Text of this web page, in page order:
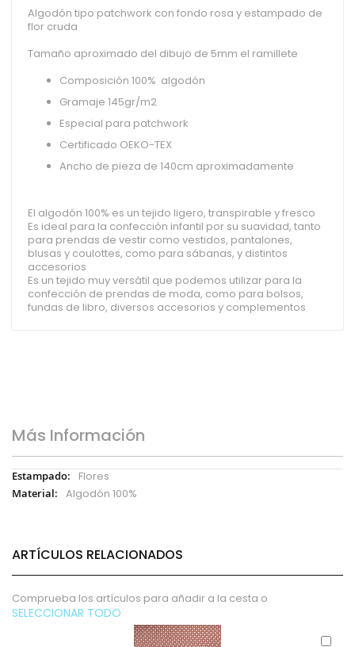
Algodón tipo patchwork con fondo rosa y estampado de
flor cruda
Tamaño aproximado del dibujo de 5mm el ramillete
Composición 100% algodón
Gramaje 145gr/m2
Especial para patchwork
Certificado OEKO-TEX
Ancho de pieza de 140cm aproximadamente
El algodón 100% es un tejido ligero, transpirable y fresco
Es ideal para la confección infantil por su suavidad, tanto
para prendas de vestir como vestidos, pantalones,
blusas y coulottes, como para sábanas, y distintos
accesorios
Es un tejido muy versátil que podemos utilizar para la
confección de prendas de moda, como para bolsos,
fundas de libro, diversos accesorios y complementos
Más Información
Más
Información
Flores
Algodón 100%
ARTÍCULOS RELACIONADOS
Comprueba los artículos para añadir a la cesta o
SELECCIONAR TODO